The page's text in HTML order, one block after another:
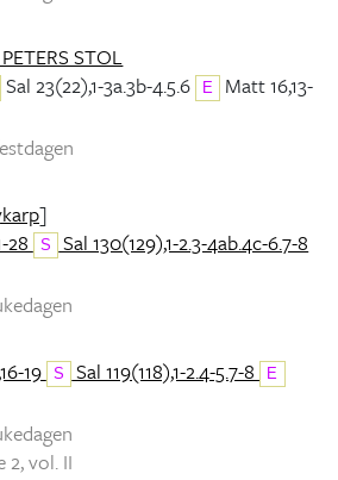
STOL
Sal 23(22),1-3a.3b-4.5.6 E
Matt 16,13-
]
28 S Sal 130(129),1-2.3-4ab.4c-6.7-8
19 S Sal 119(118),1-2.4-5.7-8 E
vol. II